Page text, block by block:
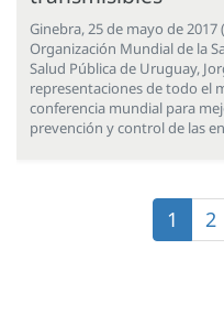
Ginebra, 25 de mayo de
Organización Mundial de la
Salud Pública de Uruguay,
representaciones de todo el
conferencia mundial para
prevención y control de las
Página
actual
1 2